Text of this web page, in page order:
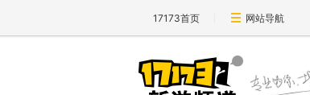
17173首页 网站导航